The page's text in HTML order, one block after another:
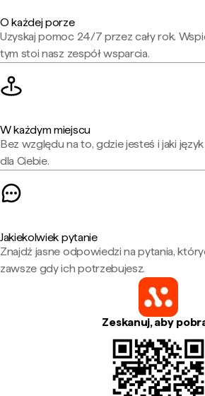
O każdej porze
Uzyskaj pomoc 24/7 przez cały rok.
tym stoi nasz zespół wsparcia.
W każdym miejscu
Bez względu na to, gdzie jesteś i jaki
dla Ciebie.
Jakiekolwiek pytanie
Znajdź jasne odpowiedzi na pytania,
zawsze gdy ich potrzebujesz.
Zeskanuj, aby